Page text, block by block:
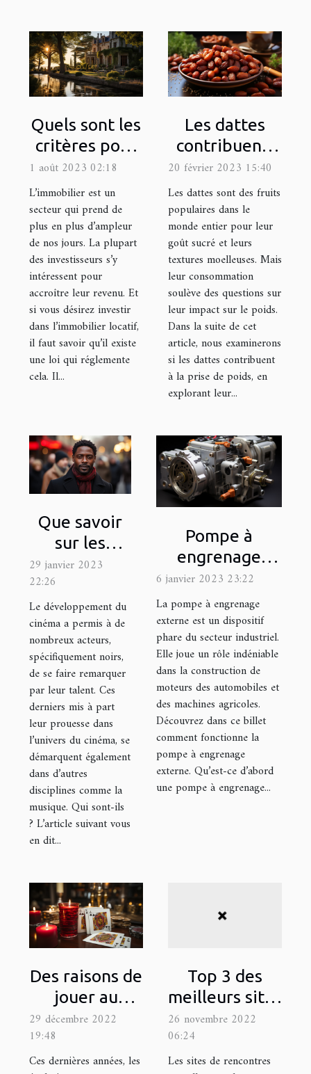
Quels sont les
critères pour
être éligible à
la Loi Pinel
dans le
département
de la Gironde
?
1 août 2023 02:18
L’immobilier est un
secteur qui prend de
plus en plus d’ampleur
de nos jours. La plupart
des investisseurs s’y
intéressent pour
accroître leur revenu. Et
si vous désirez investir
dans l’immobilier locatif,
il faut savoir qu’il existe
une loi qui réglemente
cela. Il...
Les dattes
contribuent-
elles à la prise
de poids ?
20 février 2023 15:40
Les dattes sont des fruits
populaires dans le
monde entier pour leur
goût sucré et leurs
textures moelleuses. Mais
leur consommation
soulève des questions sur
leur impact sur le poids.
Dans la suite de cet
article, nous examinerons
si les dattes contribuent
à la prise de poids, en
explorant leur...
Que savoir
sur les
acteurs noirs
français les
plus
célèbres ?
29 janvier 2023
22:26
Le développement du
cinéma a permis à de
nombreux acteurs,
spécifiquement noirs,
de se faire remarquer
par leur talent. Ces
derniers mis à part
leur prouesse dans
l’univers du cinéma, se
démarquent également
dans d’autres
disciplines comme la
musique. Qui sont-ils
? L’article suivant vous
en dit...
Pompe à
engrenage
externe : quel
est son
fonctionnement
?
6 janvier 2023 23:22
La pompe à engrenage
externe est un dispositif
phare du secteur industriel.
Elle joue un rôle indéniable
dans la construction de
moteurs des automobiles et
des machines agricoles.
Découvrez dans ce billet
comment fonctionne la
pompe à engrenage
externe. Qu’est-ce d’abord
une pompe à engrenage...
Des raisons de
jouer au
blackjack
29 décembre 2022
19:48
Ces dernières années, les
Top 3 des
meilleurs sites
coquin
proposant des
rencontres
26 novembre 2022
06:24
Les sites de rencontres